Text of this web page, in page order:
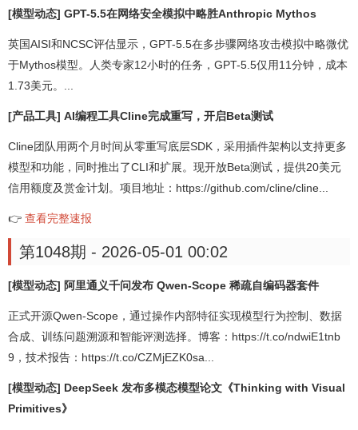
[模型动态] GPT-5.5在网络安全模拟中略胜Anthropic Mythos
英国AISI和NCSC评估显示，GPT-5.5在多步骤网络攻击模拟中略微优
于Mythos模型。人类专家12小时的任务，GPT-5.5仅用11分钟，成本
1.73美元。...
[产品工具] AI编程工具Cline完成重写，开启Beta测试
Cline团队用两个月时间从零重写底层SDK，采用插件架构以支持更多
模型和功能，同时推出了CLI和扩展。现开放Beta测试，提供20美元
信用额度及赏金计划。项目地址：https://github.com/cline/cline...
👉 查看完整速报
第1048期 - 2026-05-01 00:02
[模型动态] 阿里通义千问发布 Qwen-Scope 稀疏自编码器套件
正式开源Qwen-Scope，通过操作内部特征实现模型行为控制、数据
合成、训练问题溯源和智能评测选择。博客：https://t.co/ndwiE1tnb
9，技术报告：https://t.co/CZMjEZK0sa...
[模型动态] DeepSeek 发布多模态模型论文《Thinking with Visual
Primitives》